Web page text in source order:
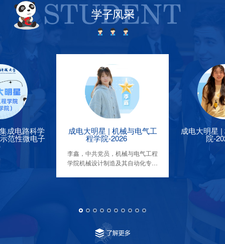
成电路科学
范性微电子
成电大明星 | 机械与电气工
程学院-2026
李鑫，中共党员，机械与电气工程
学院机械设计制造及其自动化专业
赛国家级银奖、全国三维数字化创
学生市场调查与分析大赛国家级三
等奖等10余项科创竞赛奖；
成电大明星
院-